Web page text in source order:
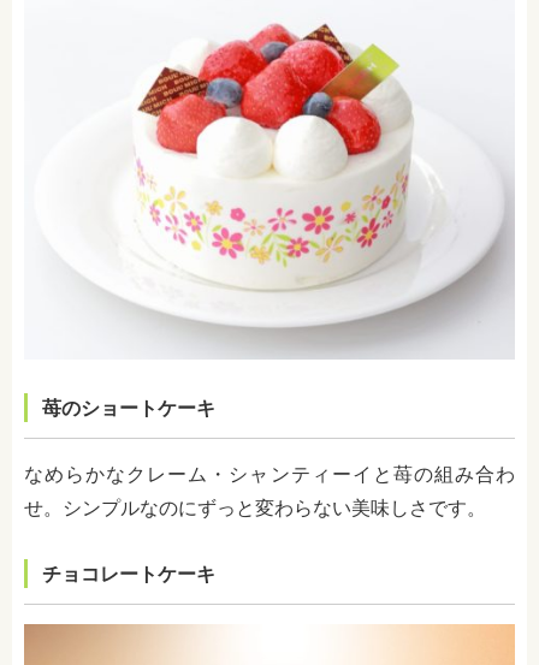
苺のショートケーキ
なめらかなクレーム・シャンティーイと苺の組み合わ
せ。シンプルなのにずっと変わらない美味しさです。
チョコレートケーキ